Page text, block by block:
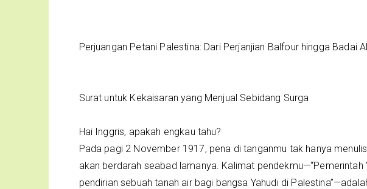
Perjuangan Petani Palestina: Dari Perjanjian Balfour hingga Badai
Surat untuk Kekaisaran yang Menjual Sebidang Surga
Hai Inggris, apakah engkau tahu?
Pada pagi 2 November 1917, pena di tanganmu tak hanya
akan berdarah seabad lamanya. Kalimat
pendirian sebuah tanah air bagi bangsa Yahudi di